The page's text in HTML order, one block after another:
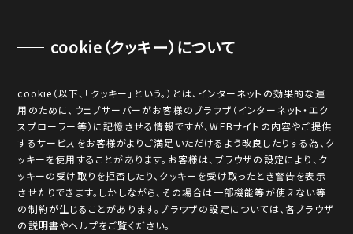
cookie（クッキー）について
cookie（以下、「クッキー」という。）とは、インターネットの効果的な運
用のために、ウェブサーバーがお客様のブラウザ（インターネット・エク
スプローラー等）に記憶させる情報ですが、WEBサイトの内容やご提供
するサービスをお客様がよりご満足いただけるよう改良したりする為、ク
ッキーを使用することがあります。お客様は、ブラウザの設定により、ク
ッキーの受け取りを拒否したり、クッキーを受け取ったとき警告を表示
させたりできます。しかしながら、その場合は一部機能等が使えない等
の制約が生じることがあります。ブラウザの設定については、各ブラウザ
の説明書やヘルプをご覧ください。